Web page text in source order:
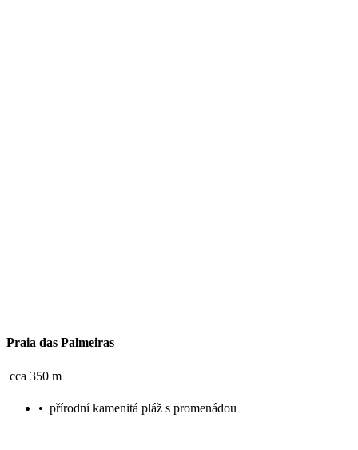
Praia das Palmeiras
cca 350 m
• přírodní kamenitá pláž s promenádou